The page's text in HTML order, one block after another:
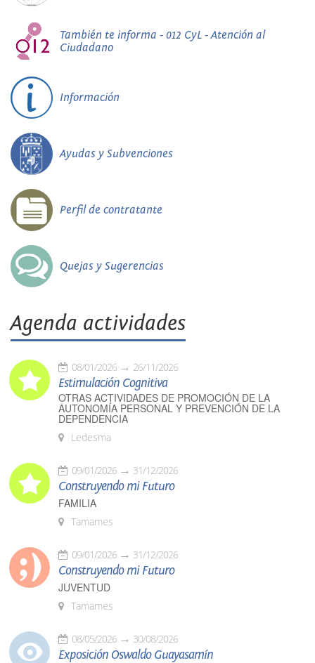
También te informa - 012 CyL - Atención al
Ciudadano
Información
Ayudas y Subvenciones
Perfil de contratante
Quejas y Sugerencias
Agenda actividades
08/01/2026 26/11/2026
Estimulación Cognitiva
OTRAS ACTIVIDADES DE PROMOCIÓN DE LA
AUTONOMÍA PERSONAL Y PREVENCIÓN DE LA
DEPENDENCIA
Ledesma
09/01/2026 31/12/2026
Construyendo mi Futuro
FAMILIA
Tamames
09/01/2026 31/12/2026
Construyendo mi Futuro
JUVENTUD
Tamames
08/05/2026 30/08/2026
Exposición Oswaldo Guayasamín